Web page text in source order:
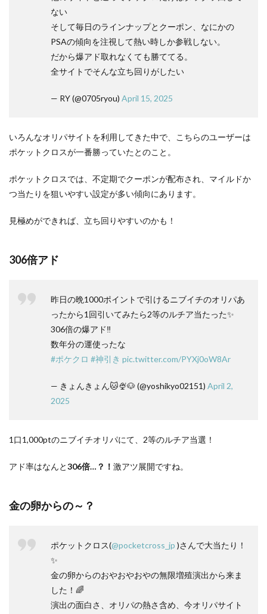
ない
そして毎日のラインナップとクーポン、なにかの
PSAの傾向を注視して熱い時しか参戦しない。
だから爆アド取れなくても勝ててる。
全サイトでそんな立ち回りがしたい
— RY (@0705ryou) April 15, 2025
いろんなオリパサイトを利用してきた中で、こちらのユーザーは
ポケットクロスが一番勝っていたとのこと。
ポケットクロスでは、不定期でクーポンが配布され、マイルドか
つ当たりを狙いやすい設定が多い傾向にあります。
見極めができれば、立ち回りやすいのかも！
306倍アド
昨日の晩1000ポイントで引けるニブイチのオリパあ
ったから1回引いてみたら2等のルチア当たった✨
306倍の爆アド‼️
数年分の運使ったな
#ポケクロ #神引き pic.twitter.com/PYXj0oW8Ar
— きょんきょん🐱🍨🐶 (@yoshikyo02151) April 2,
2025
1口1,000ptのニブイチオリパにて、2等のルチア当選！
アド率はなんと306倍…？！ 激アツ展開ですね。
金の卵からの～？
ポケットクロス(@pocketcross_jp )さんで大当たり！
✨
金の卵からのおやおやおやの無限増殖演出から来ま
した！🌈
演出の面白さ、オリパの熱さ含め、今オリパサイト